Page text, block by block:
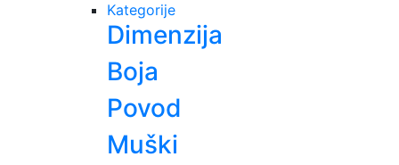
Kategorije
Dimenzija
Boja
Povod
Muški